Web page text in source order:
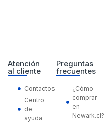
Atención
al cliente
Contactos
Centro
de
ayuda
Preguntas
frecuentes
¿Cómo
comprar
en
Newark.cl?